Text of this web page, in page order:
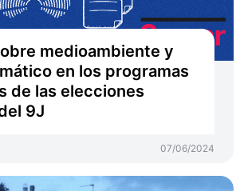
medioambiente y
en los programas
de las elecciones
9J
07/06/2024